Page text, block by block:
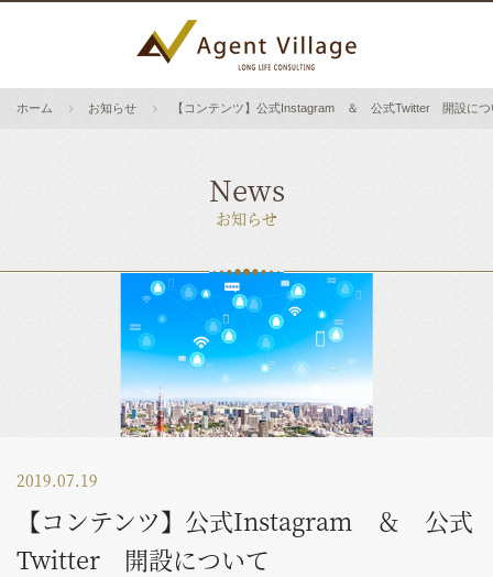
ホーム お知らせ 【コンテンツ】公式Instagram ＆ 公式Twitter 開設につ
News
お知らせ
2019.07.19
【コンテンツ】公式Instagram ＆ 公式
Twitter 開設について